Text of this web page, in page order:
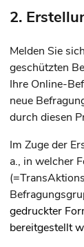
2.
Melden Sie
geschützten
Ihre Online-
neue
durch diesen
Im Zuge der
a., in welcher
gedruckter
bereitgestellt